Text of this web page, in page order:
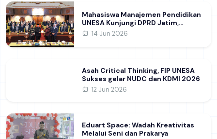
Mahasiswa Manajemen Pendidikan
UNESA Kunjungi DPRD Jatim,
Perdalam Pemahaman Kebijakan
14 Jun 2026
Asah Critical Thinking, FIP UNESA
Sukses gelar NUDC dan KDMI 2026
12 Jun 2026
Eduart Space: Wadah Kreativitas
Melalui Seni dan Prakarya